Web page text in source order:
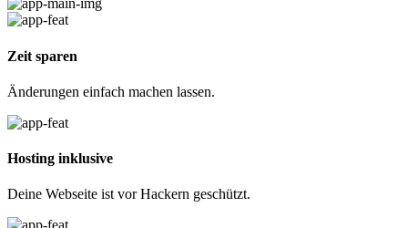
Zeit sparen
Änderungen einfach machen lassen.
Hosting inklusive
Deine Webseite ist vor Hackern geschützt.